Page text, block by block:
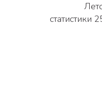
статистики